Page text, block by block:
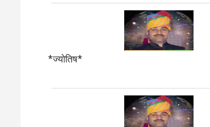
*ज्योतिष*